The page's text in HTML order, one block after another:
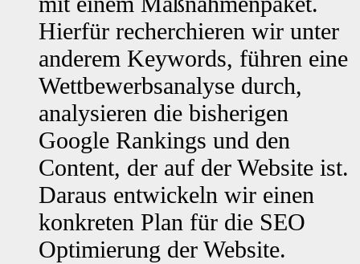
Hierfür recherchieren wir unter
anderem Keywords, führen eine
Wettbewerbsanalyse durch,
analysieren die bisherigen
Google Rankings und den
Content, der auf der Website ist.
Daraus entwickeln wir einen
konkreten Plan für die SEO
Optimierung der Website.